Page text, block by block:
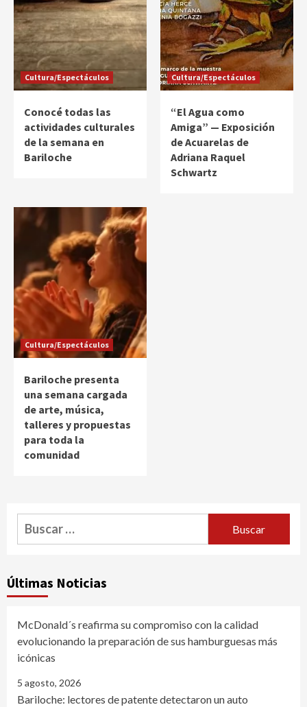
Cultura/Espectáculos
Conocé todas las
actividades culturales
de la semana en
Bariloche
Cultura/Espectáculos
“El Agua como
Amiga” — Exposición
de Acuarelas de
Adriana Raquel
Schwartz
Cultura/Espectáculos
Bariloche presenta
una semana cargada
de arte, música,
talleres y propuestas
para toda la
comunidad
Buscar:
Últimas Noticias
McDonald´s reafirma su compromiso con la calidad
evolucionando la preparación de sus hamburguesas más
icónicas
5 agosto, 2026
Bariloche: lectores de patente detectaron un auto